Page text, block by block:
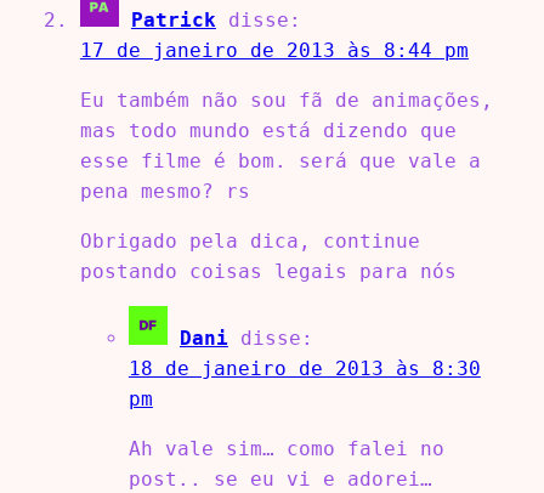
Patrick
disse:
17 de janeiro de 2013 às 8:44 pm
Eu também não sou fã de animações,
mas todo mundo está dizendo que
esse filme é bom. será que vale a
pena mesmo? rs
Obrigado pela dica, continue
postando coisas legais para nós
Dani disse:
18 de janeiro de 2013 às 8:30
pm
Ah vale sim… como falei no
post.. se eu vi e adorei…